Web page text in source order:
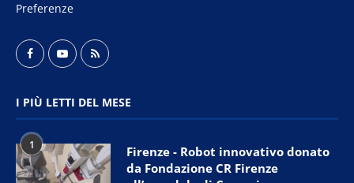
Preferenze
I PIÙ LETTI DEL MESE
1
Firenze - Robot innovativo donato
da Fondazione CR Firenze